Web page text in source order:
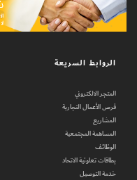
الروابط السريعة
المتجر الالكتروني
فرص الأعمال التجارية
المشاريع
المساهمة المجتمعية
الوظائف
بطاقات تعاونية الاتحاد
خدمة التوصيل